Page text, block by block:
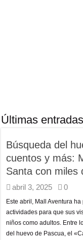
Últimas entradas
Búsqueda del
cuentos y más:
Santa con miles
abril 3, 2025 0
Este abril, Mall Aventura
actividades para que sus
niños como adultos. Entre
del huevo de Pascua, el